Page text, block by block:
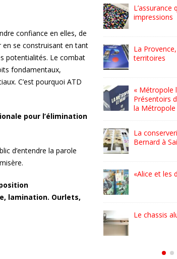
confiance en elles, de
en se construisant en tant
potentialités. Le combat
fondamentaux,
C’est pourquoi ATD
pour l’élimination
d’entendre la parole
lamination. Ourlets,
La Provence, au plus près des
territoires
« Métropole le Mag » :
Pionniers
de demain
GPC
limitée
3 bis f à Aix-
EFFIA,
simplicité
L’Occitane
Icônes